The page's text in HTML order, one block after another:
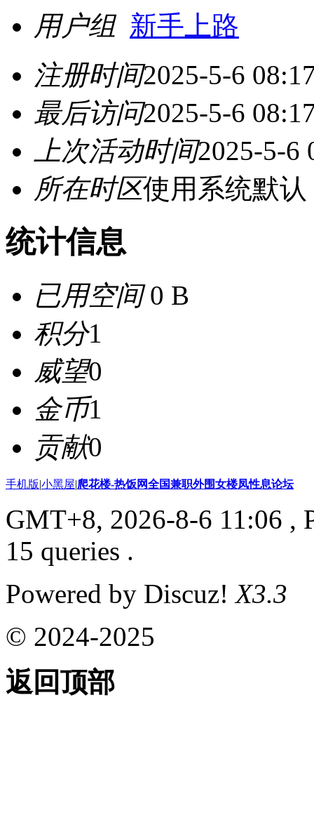
用户组 新手上路
注册时间2025-5-6
最后访问2025-5-6
上次活动时间2025-5-6
所在时区使用系统默认
统计信息
已用空间0 B
积分1
威望0
金币1
贡献0
手机版|小黑屋|爬花楼-热饭网全国兼职外围女楼凤性息论坛
GMT+8, 2026-8-6 11:06 ,
15 queries .
Powered by Discuz!X3.3
© 2024-2025
返回顶部